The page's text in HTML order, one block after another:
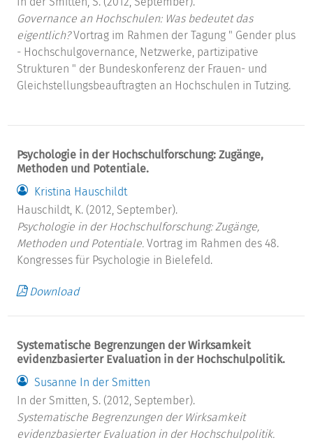
Governance an Hochschulen: Was bedeutet das
eigentlich?Vortrag im Rahmen der Tagung " Gender plus
- Hochschulgovernance, Netzwerke, partizipative
Strukturen " der Bundeskonferenz der Frauen- und
Gleichstellungsbeauftragten an Hochschulen in Tutzing.
Psychologie in der Hochschulforschung: Zugänge,
Methoden und Potentiale.
Kristina Hauschildt
Hauschildt, K. (2012, September).
Psychologie in der Hochschulforschung: Zugänge,
Methoden und Potentiale. Vortrag im Rahmen des 48.
Kongresses für Psychologie in Bielefeld.
Download
Systematische Begrenzungen der Wirksamkeit
evidenzbasierter Evaluation in der Hochschulpolitik.
Susanne In der Smitten
In der Smitten, S. (2012, September).
Systematische Begrenzungen der Wirksamkeit
evidenzbasierter Evaluation in der Hochschulpolitik.